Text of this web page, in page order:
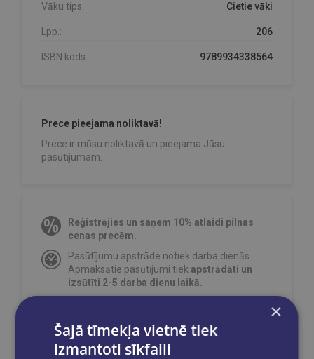
Vāku tips: Cietie vāki
Lpp.: 206
ISBN kods: 9789934338564
Prece pieejama noliktavā!
Prece ir mūsu noliktavā un pieejama Jūsu
pasūtījumam.
Reģistrējies un saņem 10% atlaidi pilnas
cenas precēm.
Pasūtījumu apstrāde notiek darba dienās.
Apmaksātie pasūtījumi tiekapstrādāti un
izsūtīti 2-5 darba dienu laikā.
Bezmaksas piegāde jebkurā GLOBUSS
grāmatnīcā 1-5 darba dienu laikā, kad
×
Šajā tīmekļa vietnē tiek
izmantoti sīkfaili